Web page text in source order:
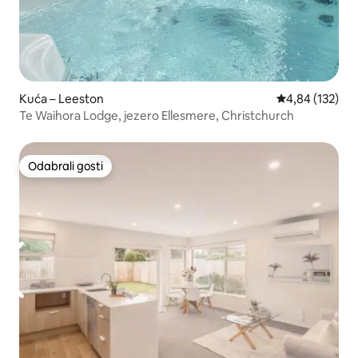
Kuća – Leeston Prosječna
4,84 (132)
Te Waihora Lodge, jezero Ellesmere, Christchurch
Odabrali gosti
Odabrali gosti